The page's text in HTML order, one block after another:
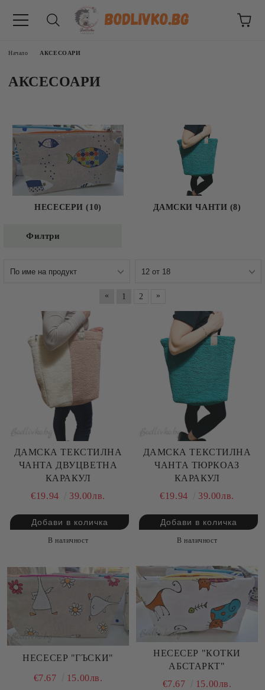
Начало АКСЕСОАРИ
АКСЕСОАРИ
НЕСЕСЕРИ (10) ДАМСКИ ЧАНТИ (8)
Филтри
« 1 2 »
ДАМСКА ТЕКСТИЛНА
ЧАНТА ДВУЦВЕТНА
КАРАКУЛ
€19.94
39.00лв.
В наличност
ДАМСКА ТЕКСТИЛНА
ЧАНТА ТЮРКОАЗ
КАРАКУЛ
€19.94
39.00лв.
В наличност
НЕСЕСЕР "ГЪСКИ"
€7.67
15.00лв.
НЕСЕСЕР "КОТКИ
АБСТАРКТ"
€7.67
15.00лв.